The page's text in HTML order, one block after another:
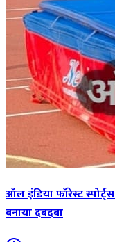
ऑल इंडिया फॉरेस्ट
बनाया दबदबा